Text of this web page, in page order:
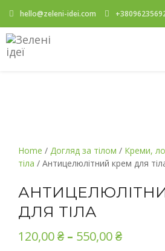
hello@zeleni-idei.com
Home / Догляд за тілом / Креми,
тіла / Антицелюлітний крем для
ДЛЯ ТІЛА
120,00₴ – 550,00₴